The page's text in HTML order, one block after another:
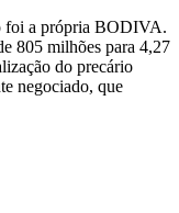
foi a própria BODIVA.
805 milhões para 4,27
do precário
negociado, que